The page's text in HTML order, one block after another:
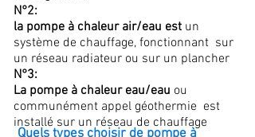
Quels types choisir de pompe à
N°2:
la pompe à chaleur air/eau est un
système de chauffage, fonctionnant sur
un réseau radiateur ou sur un plancher
N°3:
La pompe à chaleur eau/eau ou
communément appel géothermie est
installé sur un réseau de chauffage